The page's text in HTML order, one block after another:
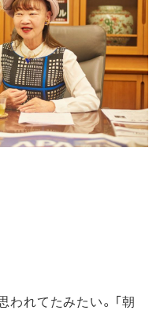
れてたみたい。「朝